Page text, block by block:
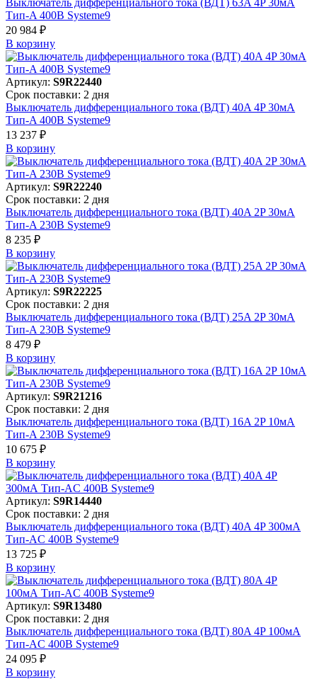
Тип-A 400В Systeme9
20 984 ₽
В корзинy
Артикул: S9R22440
Срок поставки: 2 дня
Выключатель дифференциального тока (ВДТ) 40A 4P 30мА
Тип-A 400В Systeme9
13 237 ₽
В корзинy
Артикул: S9R22240
Срок поставки: 2 дня
Выключатель дифференциального тока (ВДТ) 40A 2P 30мА
Тип-A 230В Systeme9
8 235 ₽
В корзинy
Артикул: S9R22225
Срок поставки: 2 дня
Выключатель дифференциального тока (ВДТ) 25A 2P 30мА
Тип-A 230В Systeme9
8 479 ₽
В корзинy
Артикул: S9R21216
Срок поставки: 2 дня
Выключатель дифференциального тока (ВДТ) 16A 2P 10мА
Тип-A 230В Systeme9
10 675 ₽
В корзинy
Артикул: S9R14440
Срок поставки: 2 дня
Выключатель дифференциального тока (ВДТ) 40A 4P 300мА
Тип-AC 400В Systeme9
13 725 ₽
В корзинy
Артикул: S9R13480
Срок поставки: 2 дня
Выключатель дифференциального тока (ВДТ) 80A 4P 100мА
Тип-AC 400В Systeme9
24 095 ₽
В корзинy